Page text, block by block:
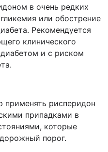
в очень редких
или обострение
Рекомендуется
клинического
и с риском
применять рисперидон
припадками в
которые
порог.